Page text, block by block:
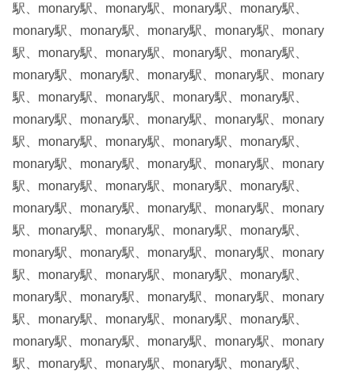
駅、monary駅、monary駅、monary駅、monary駅、
monary駅、monary駅、monary駅、monary駅、monary
駅、monary駅、monary駅、monary駅、monary駅、
monary駅、monary駅、monary駅、monary駅、monary
駅、monary駅、monary駅、monary駅、monary駅、
monary駅、monary駅、monary駅、monary駅、monary
駅、monary駅、monary駅、monary駅、monary駅、
monary駅、monary駅、monary駅、monary駅、monary
駅、monary駅、monary駅、monary駅、monary駅、
monary駅、monary駅、monary駅、monary駅、monary
駅、monary駅、monary駅、monary駅、monary駅、
monary駅、monary駅、monary駅、monary駅、monary
駅、monary駅、monary駅、monary駅、monary駅、
monary駅、monary駅、monary駅、monary駅、monary
駅、monary駅、monary駅、monary駅、monary駅、
monary駅、monary駅、monary駅、monary駅、monary
駅、monary駅、monary駅、monary駅、monary駅、